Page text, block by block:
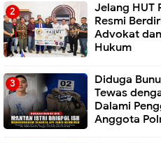
Jelang HUT
Resmi
Advokat
Hukum
Diduga
Tewas
Dalami
Anggota